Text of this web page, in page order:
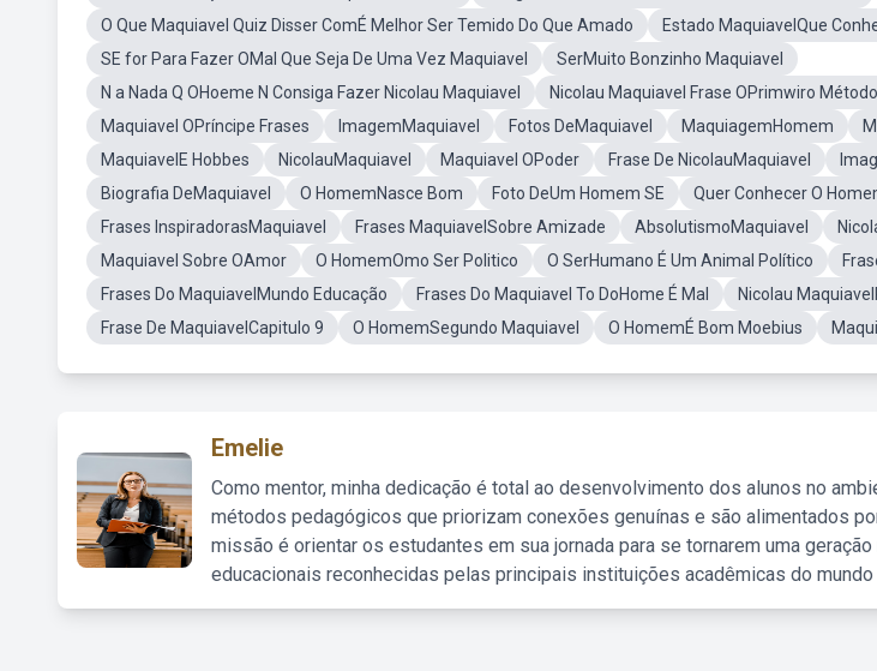
O Que Maquiavel Quiz Disser ComÉ Melhor Ser Temido Do Que Amado
Estado MaquiavelQue
SE for Para Fazer OMal Que Seja De Uma Vez Maquiavel
SerMuito Bonzinho Maquiavel
N a Nada Q OHoeme N Consiga Fazer Nicolau Maquiavel
Nicolau Maquiavel Frase OPrimwiro
Maquiavel OPríncipe Frases
ImagemMaquiavel Fotos DeMaquiavel MaquiagemHomem
MaquiavelE Hobbes
NicolauMaquiavel Maquiavel OPoder Frase De NicolauMaquiavel
Biografia DeMaquiavel
O HomemNasce Bom Foto DeUm Homem SE
Quer Conhecer O
Frases InspiradorasMaquiavel
Frases MaquiavelSobre Amizade AbsolutismoMaquiavel
Maquiavel Sobre OAmor
O HomemOmo Ser Politico O SerHumano É Um Animal Político
Frases Do MaquiavelMundo Educação
Frases Do Maquiavel To DoHome É Mal
Nicolau
Frase De MaquiavelCapitulo 9
O HomemSegundo Maquiavel O HomemÉ Bom Moebius
Emelie
Como mentor, minha dedicação é total ao desenvolvimento dos alunos no
métodos pedagógicos que priorizam conexões genuínas e são alimentados
missão é orientar os estudantes em sua jornada para se tornarem uma
educacionais reconhecidas pelas principais instituições acadêmicas do mundo